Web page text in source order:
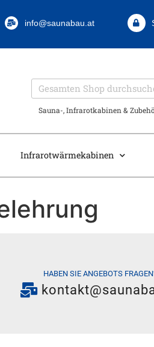
info@saunabau.at
Sauna-, Infrarotkabinen &
Infrarotwärmekabinen
HABEN SIE ANGEBOTS